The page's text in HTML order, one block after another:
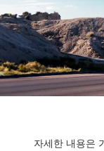
자세한 내용은